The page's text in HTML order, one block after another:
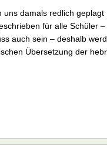
damals redlich
für alle Schüler
auch sein – deshalb
Übersetzung der